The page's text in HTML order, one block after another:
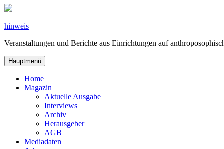
Zum
springen
hinweis
Veranstaltungen und Berichte aus Einrichtungen auf
Hauptmenü
Home
Magazin
Aktuelle Ausgabe
Interviews
Archiv
Herausgeber
AGB
Mediadaten